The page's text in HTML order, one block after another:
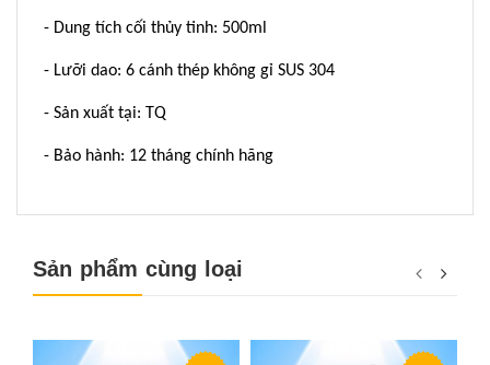
- Dung tích cối thủy tinh: 500ml
- Lưỡi dao: 6 cánh thép không gỉ SUS 304
- Sản xuất tại: TQ
- Bảo hành: 12 tháng chính hãng
Sản phẩm cùng loại